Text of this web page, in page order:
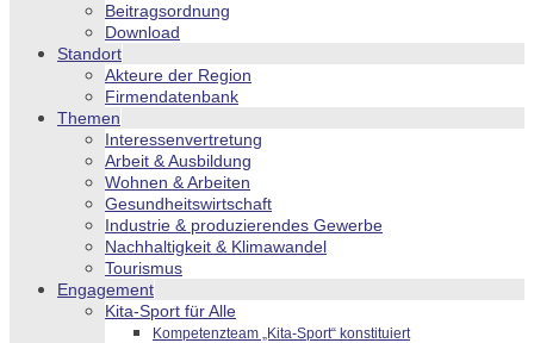
Beitragsordnung
Download
Standort
Akteure der Region
Firmendatenbank
Themen
Interessenvertretung
Arbeit & Ausbildung
Wohnen & Arbeiten
Gesundheitswirtschaft
Industrie & produzierendes Gewerbe
Nachhaltigkeit & Klimawandel
Tourismus
Engagement
Kita-Sport für Alle
Kompetenzteam „Kita-Sport“ konstituiert